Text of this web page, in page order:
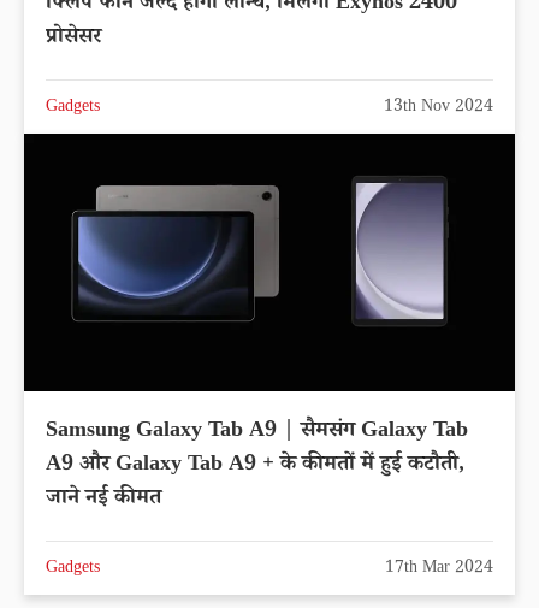
प्रोसेसर
Gadgets 13th Nov 2024
Samsung Galaxy Tab A9 | सैमसंग Galaxy Tab
A9 और Galaxy Tab A9 + के कीमतों में हुई कटौती,
जाने नई कीमत
Gadgets 17th Mar 2024